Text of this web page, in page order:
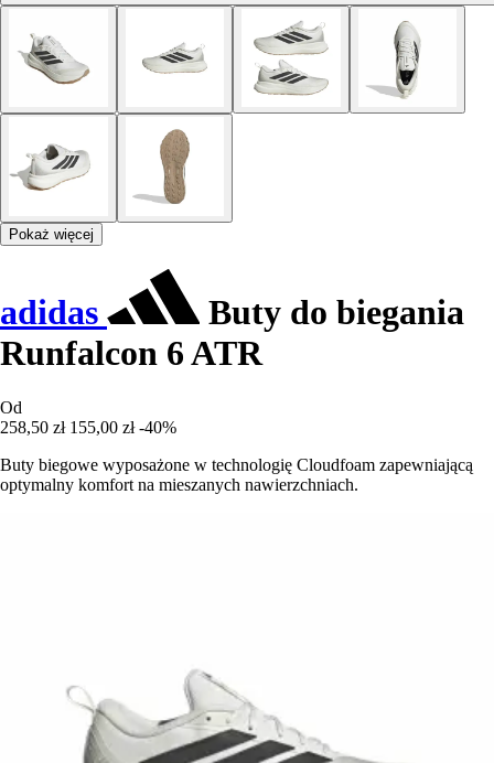
Pokaż więcej
adidas
Buty do biegania
Runfalcon 6 ATR
Od
258,50 zł 155,00 zł -40%
Buty biegowe wyposażone w technologię Cloudfoam zapewniającą
optymalny komfort na mieszanych nawierzchniach.